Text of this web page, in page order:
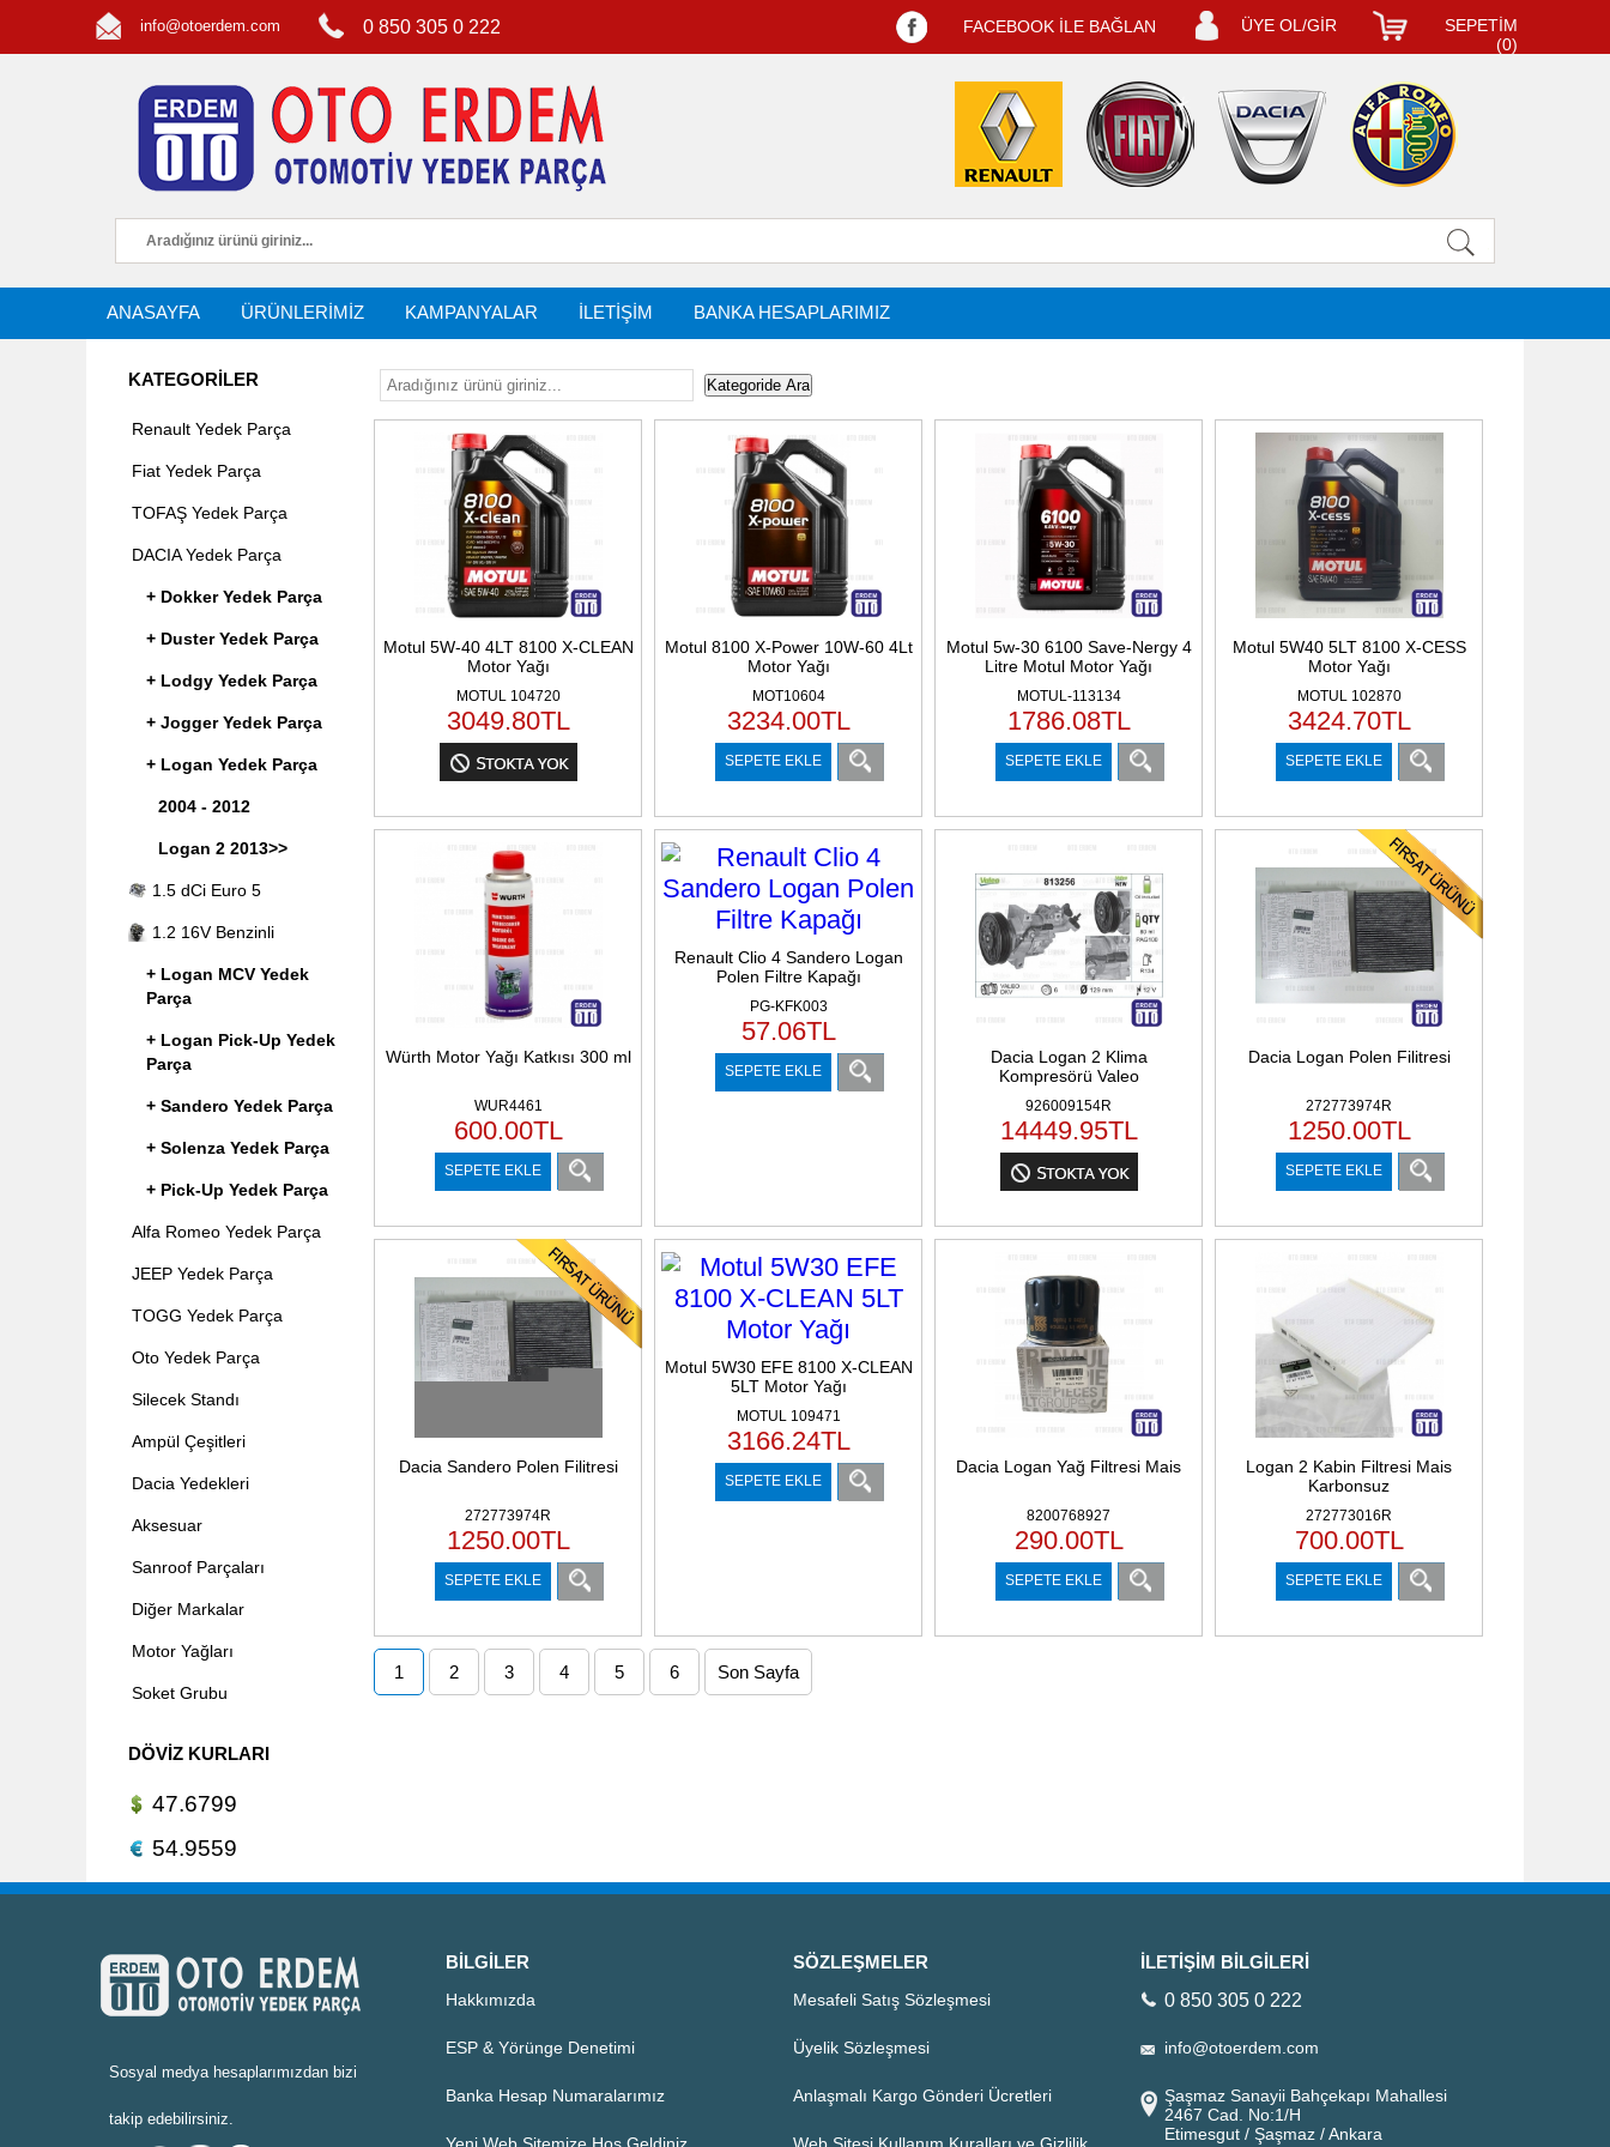
info@otoerdem.com 0 850 305 0 222
SEPETİM
(0)
ÜYE OL/GİR
FACEBOOK İLE BAĞLAN
ANASAYFA ÜRÜNLERİMİZ KAMPANYALAR İLETİŞİM BANKA HESAPLARIMIZ
KATEGORİLER
Renault Yedek Parça
Fiat Yedek Parça
TOFAŞ Yedek Parça
DACIA Yedek Parça
+ Dokker Yedek Parça
+ Duster Yedek Parça
+ Lodgy Yedek Parça
+ Jogger Yedek Parça
+ Logan Yedek Parça
2004 - 2012
Logan 2 2013>>
1.5 dCi Euro 5
1.2 16V Benzinli
+ Logan MCV Yedek
Parça
+ Logan Pick-Up Yedek
Parça
+ Sandero Yedek Parça
+ Solenza Yedek Parça
+ Pick-Up Yedek Parça
Alfa Romeo Yedek Parça
JEEP Yedek Parça
TOGG Yedek Parça
Oto Yedek Parça
Silecek Standı
Ampül Çeşitleri
Dacia Yedekleri
Aksesuar
Sanroof Parçaları
Diğer Markalar
Motor Yağları
Soket Grubu
DÖVIZ KURLARI
47.6799
54.9559
Motul 5W-40 4LT 8100 X-CLEAN
Motor Yağı
MOTUL 104720
3049.80TL
Motul 8100 X-Power 10W-60 4Lt
Motor Yağı
MOT10604
3234.00TL
SEPETE EKLE
Motul 5w-30 6100 Save-Nergy 4
Litre Motul Motor Yağı
MOTUL-113134
1786.08TL
SEPETE EKLE
Motul 5W40 5LT 8100 X-CESS
Motor Yağı
MOTUL 102870
3424.70TL
SEPETE EKLE
Würth Motor Yağı Katkısı 300 ml
WUR4461
600.00TL
SEPETE EKLE
Renault Clio 4 Sandero Logan
Polen Filtre Kapağı
PG-KFK003
57.06TL
SEPETE EKLE
Dacia Logan 2 Klima
Kompresörü Valeo
926009154R
14449.95TL
Dacia Logan Polen Filitresi
272773974R
1250.00TL
SEPETE EKLE
Dacia Sandero Polen Filitresi
272773974R
1250.00TL
SEPETE EKLE
Motul 5W30 EFE 8100 X-CLEAN
5LT Motor Yağı
MOTUL 109471
3166.24TL
SEPETE EKLE
Dacia Logan Yağ Filtresi Mais
8200768927
290.00TL
SEPETE EKLE
Logan 2 Kabin Filtresi Mais
Karbonsuz
272773016R
700.00TL
SEPETE EKLE
1 2 3 4 5 6 Son Sayfa
Sosyal medya hesaplarımızdan bizi
takip edebilirsiniz.
BILGILER
Hakkımızda
ESP & Yörünge Denetimi
Banka Hesap Numaralarımız
SÖZLEŞMELER
Mesafeli Satış Sözleşmesi
Üyelik Sözleşmesi
Anlaşmalı Kargo Gönderi Ücretleri
İLETİŞİM BİLGİLERİ
0 850 305 0 222
info@otoerdem.com
Şaşmaz Sanayii Bahçekapı Mahallesi
2467 Cad. No:1/H
Etimesgut / Şaşmaz / Ankara